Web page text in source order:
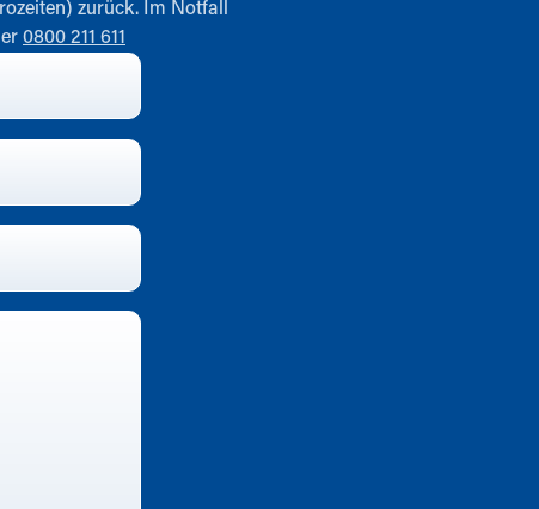
zurück. Im Notfall
0800 211 611